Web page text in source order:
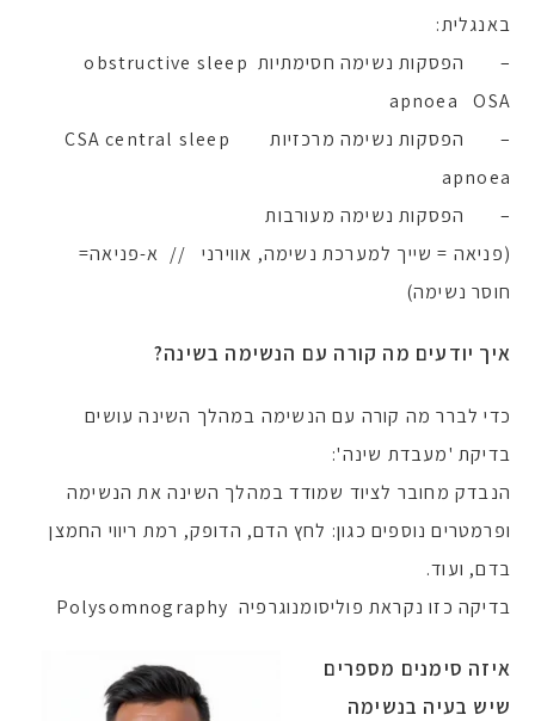
באנגלית:
– הפסקות נשימה חסימתיות obstructive sleep
apnoea OSA
– הפסקות נשימה מרכזיות CSA central sleep
apnoea
– הפסקות נשימה מעורבות
(פניאה = שייך למערכת נשימה, אווירני // א-פניאה=
חוסר נשימה)
איך יודעים מה קורה עם הנשימה בשינה?
כדי לברר מה קורה עם הנשימה במהלך השינה עושים
בדיקת 'מעבדת שינה':
הנבדק מחובר לציוד שמודד במהלך השינה את הנשימה
ופרמטרים נוספים כגון: לחץ הדם, הדופק, רמת ריווי החמצן
בדם, ועוד.
בדיקה כזו נקראת פוליסומנוגרפיה Polysomnography
איזה סימנים מספרים
שיש בעיה בנשימה